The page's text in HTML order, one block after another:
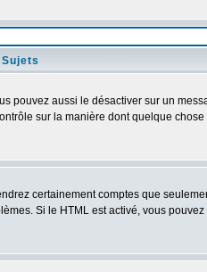
pouvez aussi le désactiver sur un
sur la manière dont quelque
certainement comptes que
Si le HTML est activé, vous